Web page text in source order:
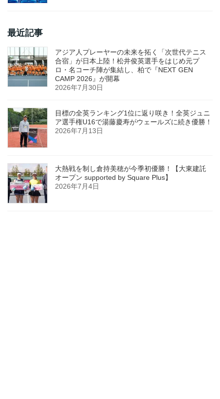
最近記事
アジア人プレーヤーの未来を拓く「次世代テニス
合宿」が日本上陸！松井俊英選手をはじめ元プ
ロ・名コーチ陣が集結し、柏で『NEXT GEN
CAMP 2026』が開幕
2026年7月30日
目標の全英ランキング1位に返り咲き！全英ジュニ
ア選手権U16で湯藤慶寿がウェールズに続き優勝！
2026年7月13日
大熱戦を制し倉持美穂が今季初優勝！【大東建託
オープン supported by Square Plus】
2026年7月4日